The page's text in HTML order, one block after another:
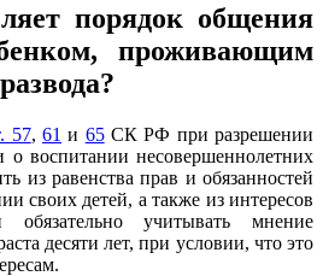
порядок общения
проживающим
57,61 и 65СК РФ при разрешении
о воспитании несовершеннолетних
из равенства прав и обязанностей
своих детей, а также из интересов
обязательно учитывать мнение
десяти лет, при условии, что это